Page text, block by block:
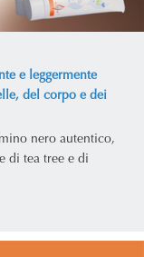
e leggermente
del corpo e dei
nero autentico,
di tea tree e di